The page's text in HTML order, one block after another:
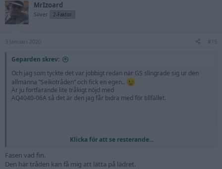
c
t
i
o
s
MrIzoard
Silver 2-Faktor
3 Januari 2020 #15
Geparden skrev:
Och jag som tyckte det var jobbigt redan när GS slingrade sig ur den
allmänna ”Seikotråden” och fick en egen..
Är ju fortfarande lite tråkigt nöjd med
AQ4040-06A så det är den jag får bidra med för tillfället.
Klicka för att se resterande...
Fasen vad fin.
Den här tråden kan få mig att lätta på lädret.